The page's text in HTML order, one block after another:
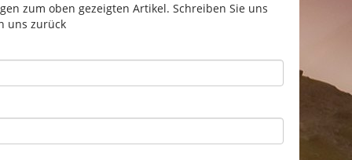
zum oben gezeigten Artikel. Schreiben Sie uns
uns zurück